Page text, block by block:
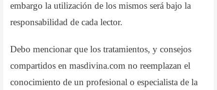
embargo la utilización de los mismos será bajo la
responsabilidad de cada lector.
Debo mencionar que los tratamientos, y consejos
compartidos en masdivina.com no reemplazan el
conocimiento de un profesional o especialista de la